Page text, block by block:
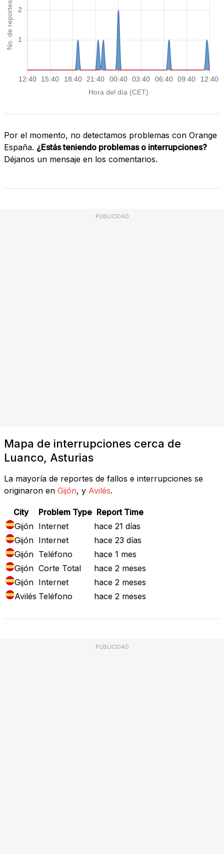
Por el momento, no detectamos problemas con Orange
España. ¿Estás teniendo problemas o interrupciones?
Déjanos un mensaje en los comentarios.
PUBLICIDAD
Mapa de interrupciones cerca de
Luanco, Asturias
La mayoría de reportes de fallos e interrupciones se
originaron en Gijón, y Avilés.
City Problem Type Report Time
Gijón Internet
hace 21 días
Gijón Internet
hace 23 días
Gijón Teléfono
hace 1 mes
Gijón Corte Total
hace 2 meses
Gijón Internet
hace 2 meses
Avilés Teléfono hace 2 meses
PUBLICIDAD